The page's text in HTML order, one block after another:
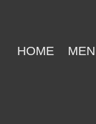
MEN
HOME